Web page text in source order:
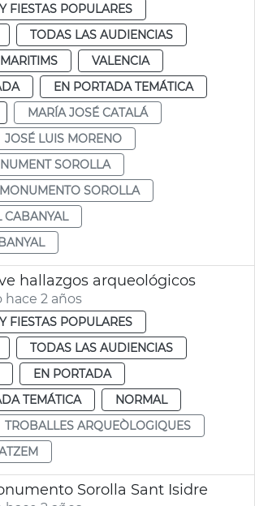
FIESTAS POPULARES
TODAS LAS AUDIENCIAS
VALENCIA
EN PORTADA TEMÁTICA
MARÍA JOSÉ CATALÁ
JOSÉ LUIS MORENO
SOROLLA
SOROLLA
CABANYAL
hallazgos arqueológicos
2 años
FIESTAS POPULARES
TODAS LAS AUDIENCIAS
EN PORTADA
TEMÁTICA
NORMAL
TROBALLES ARQUEÒLOGIQUES
Sorolla Sant Isidre